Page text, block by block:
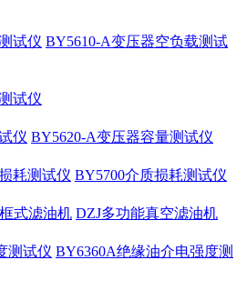
试仪 BY5610-A变压器空负载测试
试仪
仪 BY5620-A变压器容量测试仪
耗测试仪 BY5700介质损耗测试仪
式滤油机 DZJ多功能真空滤油机
测试仪 BY6360A绝缘油介电强度测